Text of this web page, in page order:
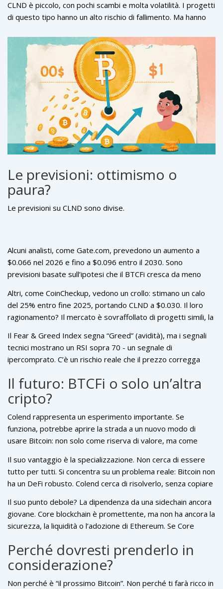
CLND è piccolo, con pochi scambi e molta volatilità. I progetti
di questo tipo hanno un alto rischio di fallimento. Ma hanno
piattaforma finanziaria.
Le previsioni: ottimismo o
paura?
Le previsioni su CLND sono divise.
Alcuni analisti, come Gate.com, prevedono un aumento a
$0.066 nel 2026 e fino a $0.096 entro il 2030. Sono
previsioni basate sull’ipotesi che il BTCFi cresca da meno
Altri, come CoinCheckup, vedono un crollo: stimano un calo
del 25% entro fine 2025, portando CLND a $0.030. Il loro
ragionamento? Il mercato è sovraffollato di progetti simili, la
Il Fear & Greed Index segna “Greed” (avidità), ma i segnali
tecnici mostrano un RSI sopra 70 - un segnale di
ipercomprato. C’è un rischio reale che il prezzo corregga
Il futuro: BTCFi o solo un’altra
cripto?
Colend rappresenta un esperimento importante. Se
funziona, potrebbe aprire la strada a un nuovo modo di
usare Bitcoin: non solo come riserva di valore, ma come
progetto dimenticato tra migliaia di token.
Il suo vantaggio è la specializzazione. Non cerca di essere
tutto per tutti. Si concentra su un problema reale: Bitcoin non
ha un DeFi robusto. Colend cerca di risolverlo, senza copiare
Il suo punto debole? La dipendenza da una sidechain ancora
giovane. Core blockchain è promettente, ma non ha ancora la
sicurezza, la liquidità o l’adozione di Ethereum. Se Core
Perché dovresti prenderlo in
considerazione?
Non perché è “il prossimo Bitcoin”. Non perché ti farà ricco in